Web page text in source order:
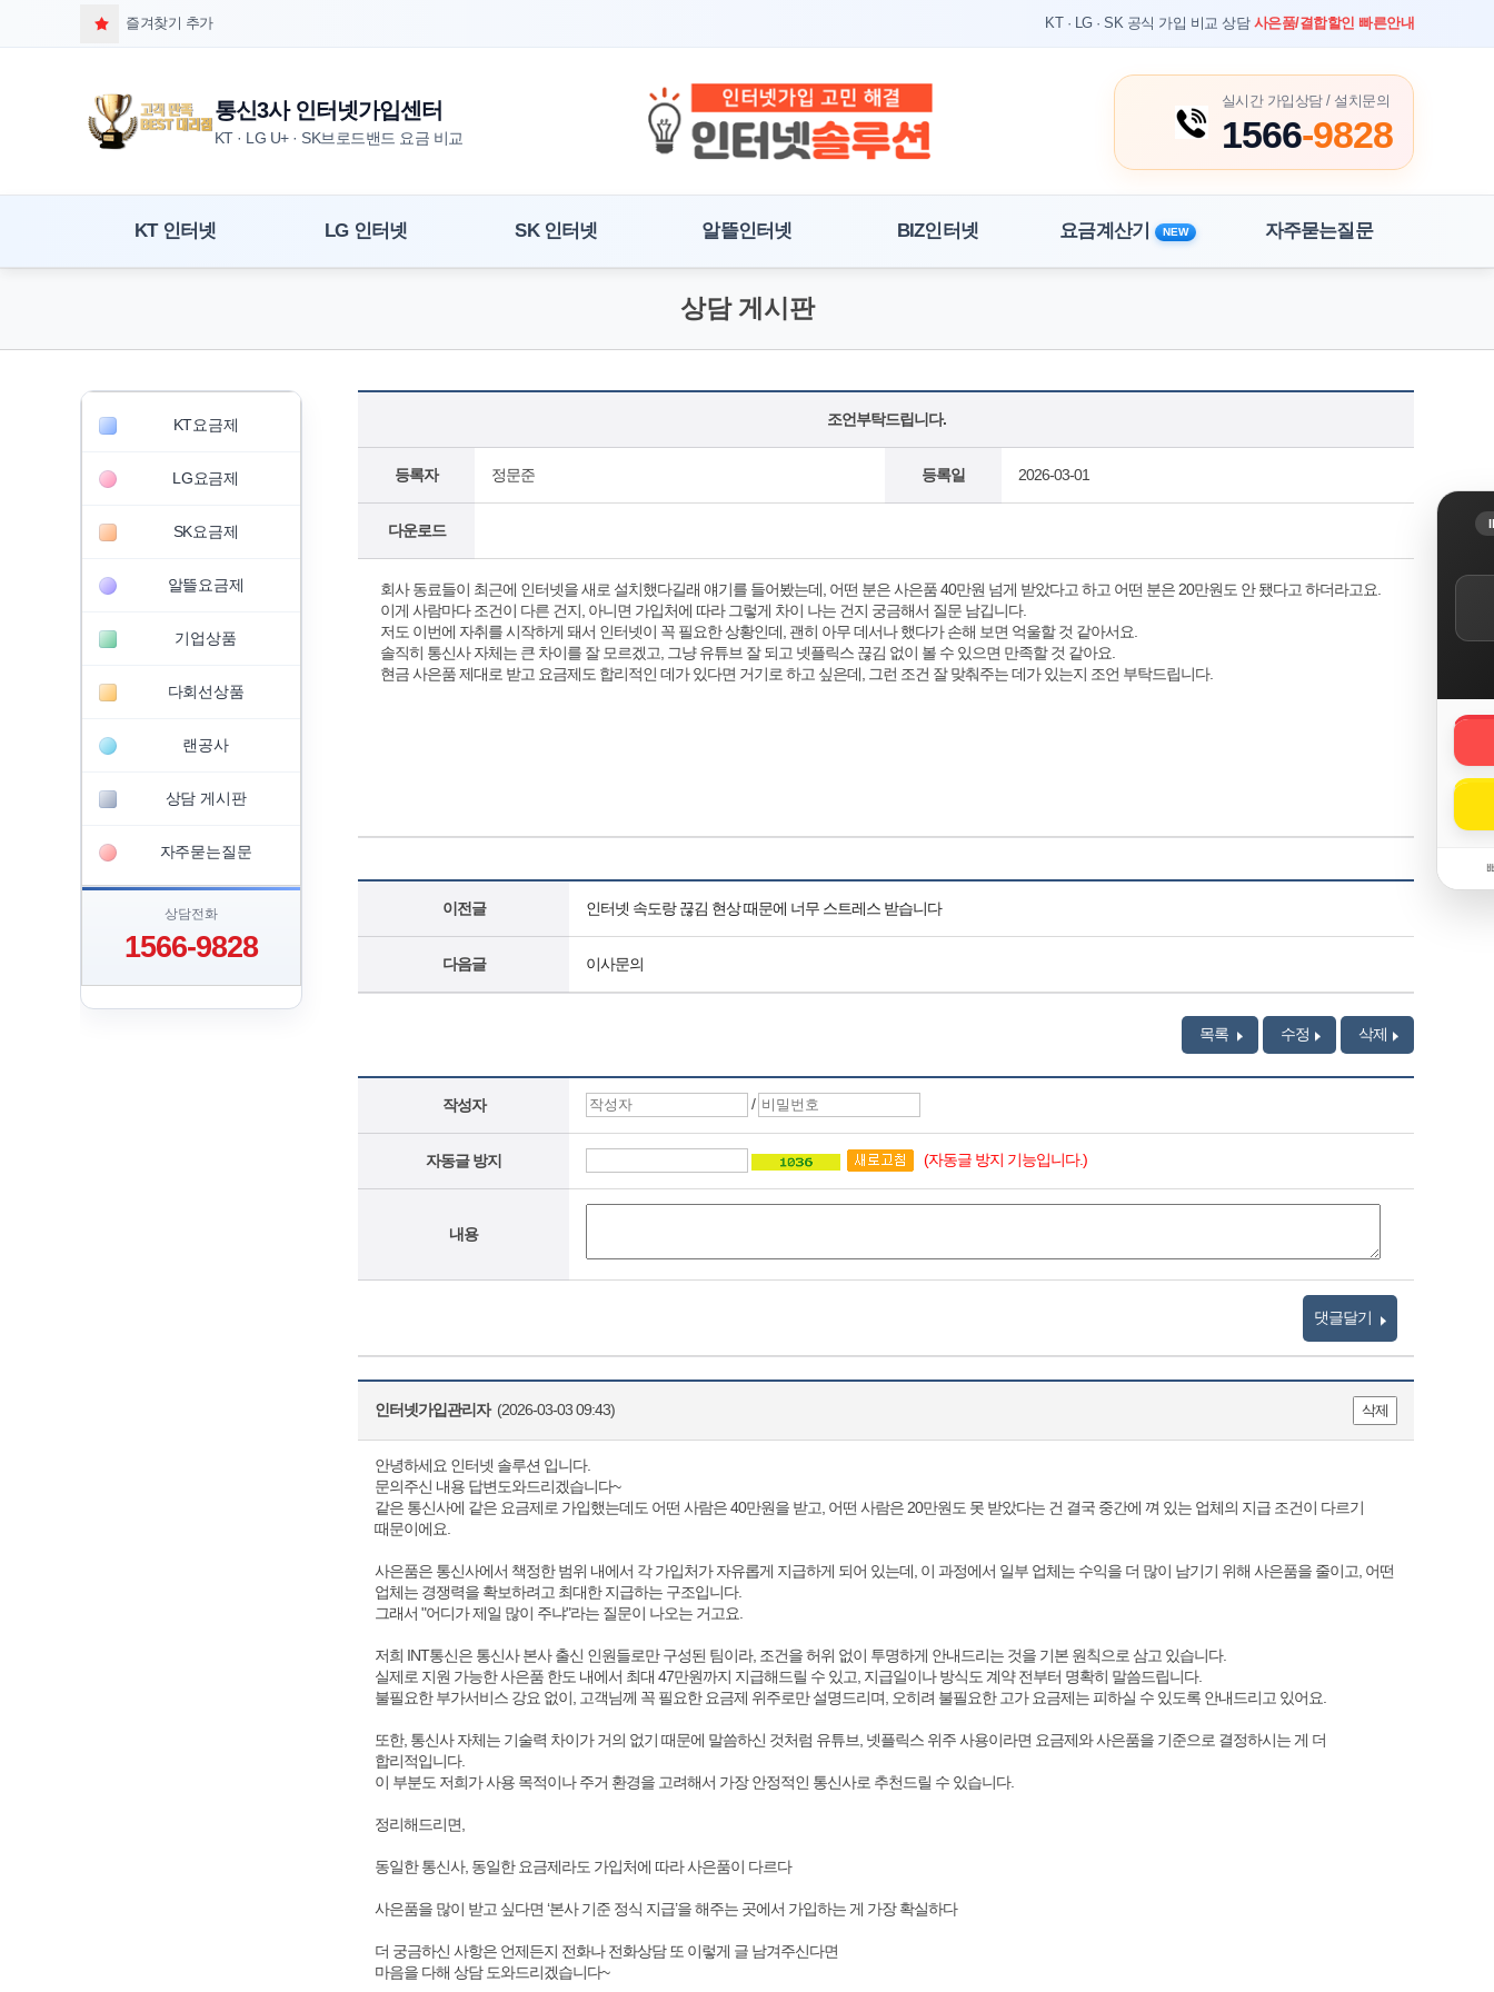
즐겨찾기 추가 KT · LG · SK 공식 가입 비교 상담 사은품/결합할인 빠른안내
통신3사 인터넷가입센터
KT · LG U+ · SK브로드밴드 요금 비교
실시간 가입상담 / 설치문의
1566-9828
KT 인터넷 LG 인터넷 SK 인터넷 알뜰인터넷 BIZ인터넷 요금계산기 NEW 자주묻는질문
상담 게시판
KT요금제
LG요금제
SK요금제
알뜰요금제
기업상품
다회선상품
랜공사
상담 게시판
자주묻는질문
상담전화
1566-9828
조언부탁드립니다.
등록자 정문준 등록일 2026-03-01
다운로드
회사 동료들이 최근에 인터넷을 새로 설치했다길래 얘기를 들어봤는데, 어떤 분은 사은품 40만원 넘게 받았다고 하고 어떤 분은 20만원도 안 됐다고 하더라고요.
이게 사람마다 조건이 다른 건지, 아니면 가입처에 따라 그렇게 차이 나는 건지 궁금해서 질문 남깁니다.
저도 이번에 자취를 시작하게 돼서 인터넷이 꼭 필요한 상황인데, 괜히 아무 데서나 했다가 손해 보면 억울할 것 같아서요.
솔직히 통신사 자체는 큰 차이를 잘 모르겠고, 그냥 유튜브 잘 되고 넷플릭스 끊김 없이 볼 수 있으면 만족할 것 같아요.
현금 사은품 제대로 받고 요금제도 합리적인 데가 있다면 거기로 하고 싶은데, 그런 조건 잘 맞춰주는 데가 있는지 조언 부탁드립니다.
이전글 인터넷 속도랑 끊김 현상 때문에 너무 스트레스 받습니다
다음글 이사문의
목록 수정 삭제
작성자 /
자동글 방지 (자동글 방지 기능입니다.)
내용
댓글달기
인터넷가입관리자(2026-03-03 09:43) 삭제
안녕하세요 인터넷 솔루션 입니다.
문의주신 내용 답변도와드리겠습니다~
같은 통신사에 같은 요금제로 가입했는데도 어떤 사람은 40만원을 받고, 어떤 사람은 20만원도 못 받았다는 건 결국 중간에 껴 있는 업체의 지급 조건이 다르기
때문이에요.
사은품은 통신사에서 책정한 범위 내에서 각 가입처가 자유롭게 지급하게 되어 있는데, 이 과정에서 일부 업체는 수익을 더 많이 남기기 위해 사은품을 줄이고, 어떤
업체는 경쟁력을 확보하려고 최대한 지급하는 구조입니다.
그래서 "어디가 제일 많이 주냐"라는 질문이 나오는 거고요.
저희 INT통신은 통신사 본사 출신 인원들로만 구성된 팀이라, 조건을 허위 없이 투명하게 안내드리는 것을 기본 원칙으로 삼고 있습니다.
실제로 지원 가능한 사은품 한도 내에서 최대 47만원까지 지급해드릴 수 있고, 지급일이나 방식도 계약 전부터 명확히 말씀드립니다.
불필요한 부가서비스 강요 없이, 고객님께 꼭 필요한 요금제 위주로만 설명드리며, 오히려 불필요한 고가 요금제는 피하실 수 있도록 안내드리고 있어요.
또한, 통신사 자체는 기술력 차이가 거의 없기 때문에 말씀하신 것처럼 유튜브, 넷플릭스 위주 사용이라면 요금제와 사은품을 기준으로 결정하시는 게 더
합리적입니다.
이 부분도 저희가 사용 목적이나 주거 환경을 고려해서 가장 안정적인 통신사로 추천드릴 수 있습니다.
정리해드리면,
동일한 통신사, 동일한 요금제라도 가입처에 따라 사은품이 다르다
사은품을 많이 받고 싶다면 ‘본사 기준 정식 지급’을 해주는 곳에서 가입하는 게 가장 확실하다
더 궁금하신 사항은 언제든지 전화나 전화상담 또 이렇게 글 남겨주신다면
마음을 다해 상담 도와드리겠습니다~